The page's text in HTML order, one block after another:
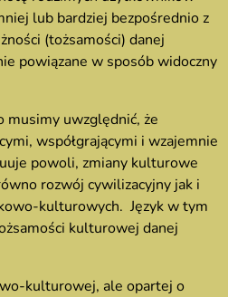
lub bardziej bezpośrednio z
(tożsamości) danej
powiązane w sposób widoczny
uwzględnić, że
współgrającymi i wzajemnie
powoli, zmiany kulturowe
rozwój cywilizacyjny jak i
kulturowych. Język w tym
kulturowej danej
kulturowej, ale opartej o